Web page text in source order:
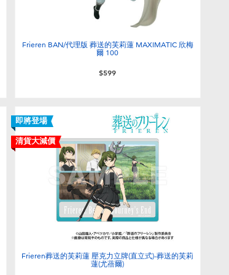
Frieren BAN/代理版 葬送的芙莉蓮 MAXIMATIC 欣梅
爾 100
$599
即將登場
清貨大減價
Frieren葬送的芙莉蓮 壓克力立牌(直立式)-葬送的芙莉
蓮(尤蓓爾)